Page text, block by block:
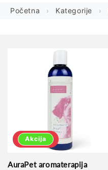
Početna Kategorije
Akcija
AuraPet aromaterapija